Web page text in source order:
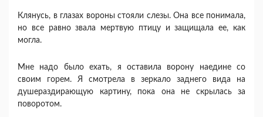
Клянусь, в глазах вороны стояли слезы. Она все понимала,
но все равно звала мертвую птицу и защищала ее, как
могла.
Мне надо было ехать, я оставила ворону наедине со
своим горем. Я смотрела в зеркало заднего вида на
душераздирающую картину, пока она не скрылась за
поворотом.